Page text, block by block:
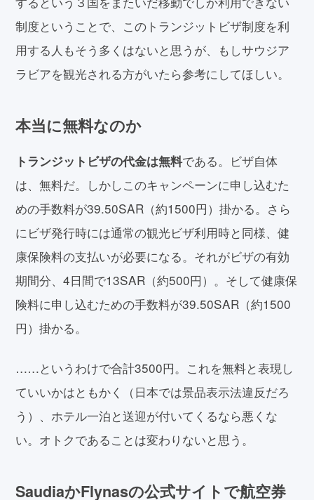
制度ということで、このトランジットビザ制度を利
用する人もそう多くはないと思うが、もしサウジア
ラビアを観光される方がいたら参考にしてほしい。
本当に無料なのか
トランジットビザの代金は無料である。ビザ自体
は、無料だ。しかしこのキャンペーンに申し込むた
めの手数料が39.50SAR（約1500円）掛かる。さら
にビザ発行時には通常の観光ビザ利用時と同様、健
康保険料の支払いが必要になる。それがビザの有効
期間分、4日間で13SAR（約500円）。そして健康保
険料に申し込むための手数料が39.50SAR（約1500
円）掛かる。
……というわけで合計3500円。これを無料と表現し
ていいかはともかく（日本では景品表示法違反だろ
う）、ホテル一泊と送迎が付いてくるなら悪くな
い。オトクであることは変わりないと思う。
SaudiaかFlynasの公式サイトで航空券